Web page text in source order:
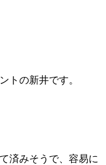
トの新井です。
済みそうで、容易に